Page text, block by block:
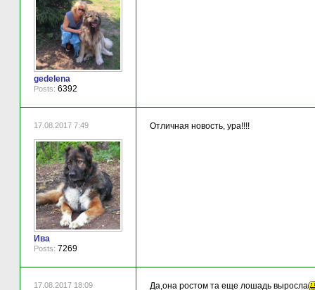
gedelena
Posts: 6392
17.08.2017 7:49
Ива
Posts: 7269
Отличная новость, ура!!!!
17.08.2017 18:09 Да,она ростом та еще лошадь выросла